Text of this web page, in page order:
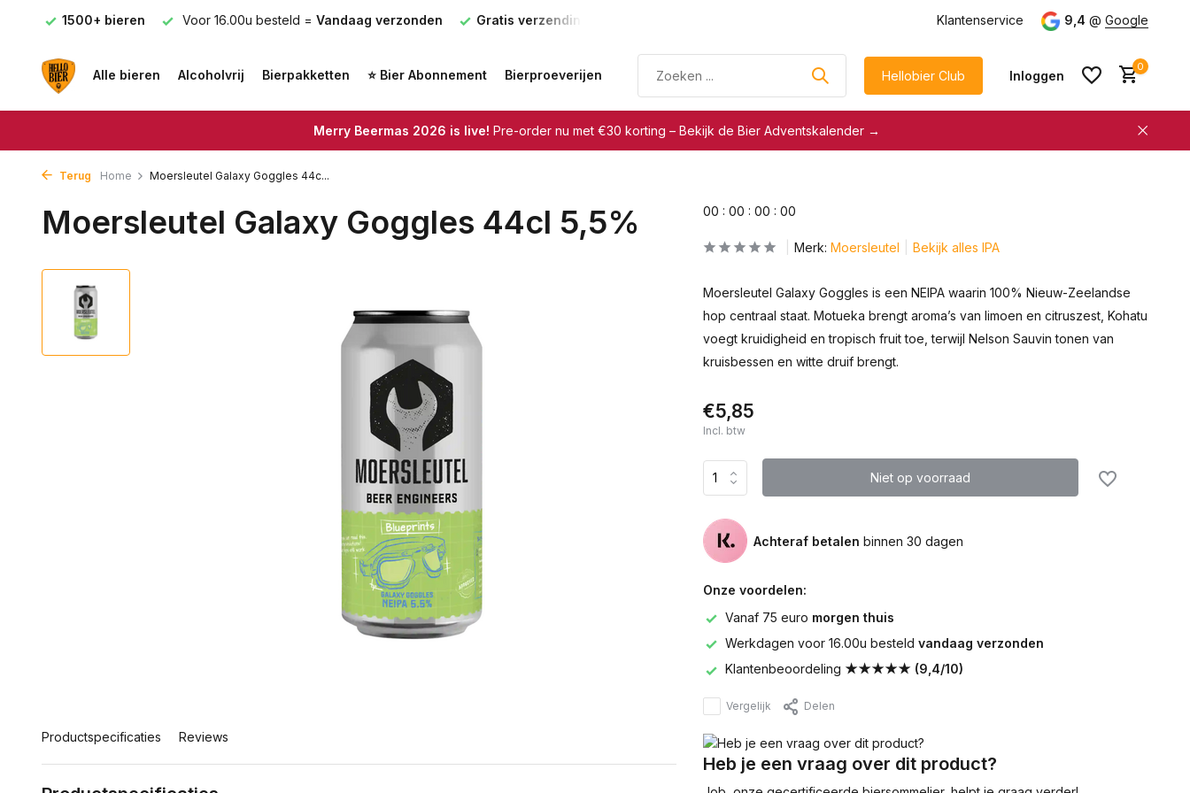
1500+ bieren Voor 16.00u besteld = Vandaag verzonden Gratis verzending Klantenservice 9,4 @ Google
Alle bieren Alcoholvrij Bierpakketten ⭐ Bier Abonnement Bierproeverijen Hellobier Club Inloggen
spaar automatisch voor
spaar automatisch voor
korting
0
Merry Beermas 2026 is live! Pre-order nu met €30 korting – Bekijk de Bier Adventskalender →
Terug Home Moersleutel Galaxy Goggles 44c...
Moersleutel Galaxy Goggles 44cl 5,5%
Productspecificaties Reviews
00 : 00 : 00 : 00
Merk: Moersleutel Bekijk alles IPA
Moersleutel Galaxy Goggles is een NEIPA waarin 100% Nieuw-Zeelandse
hop centraal staat. Motueka brengt aroma’s van limoen en citruszest, Kohatu
voegt kruidigheid en tropisch fruit toe, terwijl Nelson Sauvin tonen van
kruisbessen en witte druif brengt.
€5,85
Incl. btw
Niet op voorraad
Achteraf betalen binnen 30 dagen
Onze voordelen:
Vanaf 75 euro morgen thuis
Werkdagen voor 16.00u besteld vandaag verzonden
Klantenbeoordeling ★★★★★ (9,4/10)
Vergelijk Delen
Heb je een vraag over dit product?